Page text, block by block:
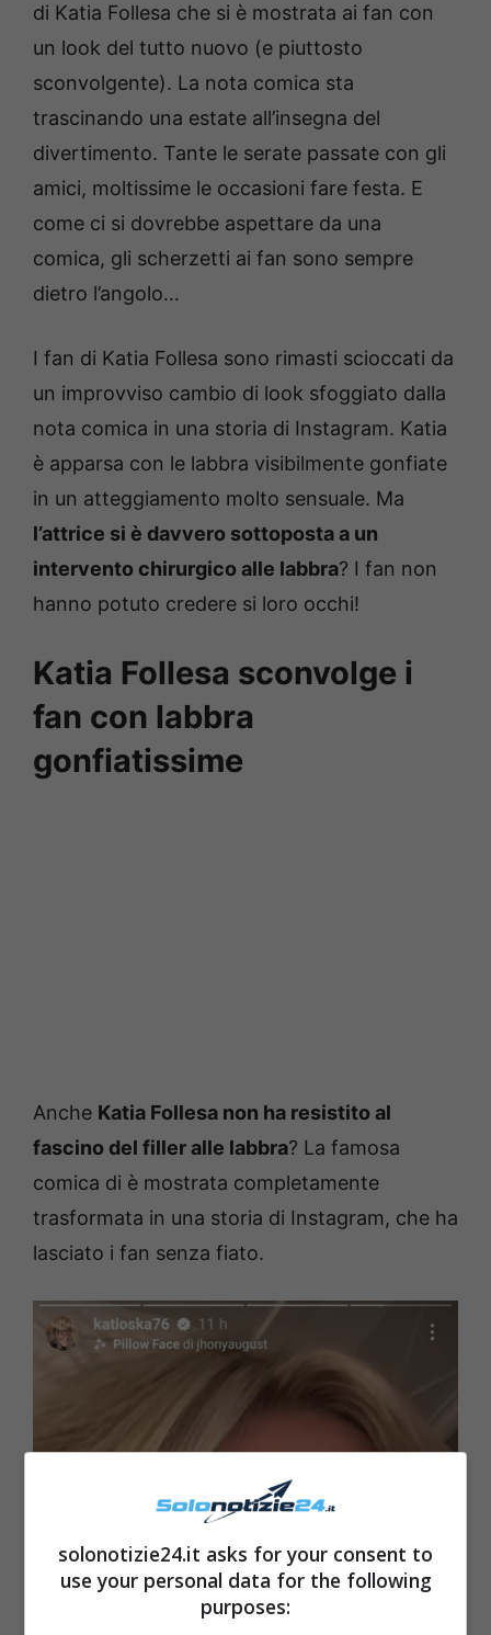
di Katia Follesa che si è mostrata ai fan con
un look del tutto nuovo (e piuttosto
sconvolgente). La nota comica sta
trascinando una estate all’insegna del
divertimento. Tante le serate passate con gli
amici, moltissime le occasioni fare festa. E
come ci si dovrebbe aspettare da una
comica, gli scherzetti ai fan sono sempre
dietro l’angolo…
I fan di Katia Follesa sono rimasti scioccati da
un improvviso cambio di look sfoggiato dalla
nota comica in una storia di Instagram. Katia
è apparsa con le labbra visibilmente gonfiate
in un atteggiamento molto sensuale. Ma
l’attrice si è davvero sottoposta a un
intervento chirurgico alle labbra? I fan non
hanno potuto credere si loro occhi!
Katia Follesa sconvolge i
fan con labbra
gonfiatissime
Anche Katia Follesa non ha resistito al
fascino del filler alle labbra? La famosa
comica di è mostrata completamente
trasformata in una storia di Instagram, che ha
lasciato i fan senza fiato.
solonotizie24.it asks for your consent to
use your personal data for the following
purposes: